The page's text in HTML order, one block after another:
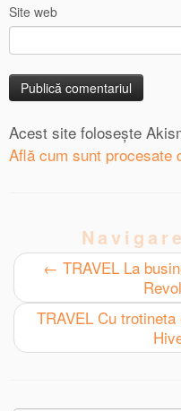
Site web
Acest site folosește
Află cum sunt procesate
← TRAVEL La
TRAVEL Cu